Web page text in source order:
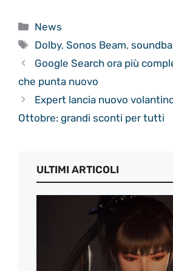
Categorie
News
Tag
Dolby,Sonos Beam,
Google Search ora più
che punta nuovo
Expert lancia nuovo
Ottobre: grandi sconti per tutti
ULTIMI ARTICOLI